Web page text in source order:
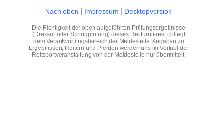
Nach oben Impressum Desktopversion
Die Richtigkeit der oben aufgeführten Prüfungsergebnisse
(Dressur oder Springprüfung) dieses Reitturnieres, obliegt
dem Verantwortungsbereich der Meldestelle. Angaben zu
Ergebnissen, Reitern und Pferden werden uns im Verlauf der
Reitsportveranstaltung von der Meldestelle nur übermittelt.